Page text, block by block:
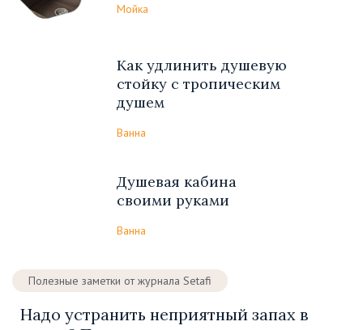
Мойка
Как удлинить душевую
стойку с тропическим
душем
Ванна
Душевая кабина
своими руками
Ванна
Полезные заметки от журнала Setafi